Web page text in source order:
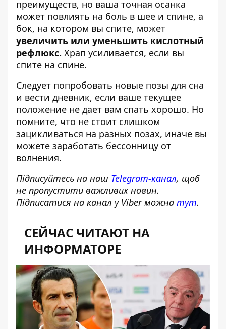
преимуществ, но ваша точная осанка
может повлиять на боль в шее и спине, а
бок, на котором вы спите, может
увеличить или уменьшить кислотный
рефлюкс. Храп усиливается, если вы
спите на спине.
Следует попробовать новые позы для сна
и вести дневник, если ваше текущее
положение не дает вам спать хорошо. Но
помните, что не стоит слишком
зацикливаться на разных позах, иначе вы
можете заработать бессонницу от
волнения.
Підписуйтесь на наш Telegram-канал, щоб
не пропустити важливих новин.
Підписатися на канал у Viber можна тут.
СЕЙЧАС ЧИТАЮТ НА
ИНФОРМАТОРЕ